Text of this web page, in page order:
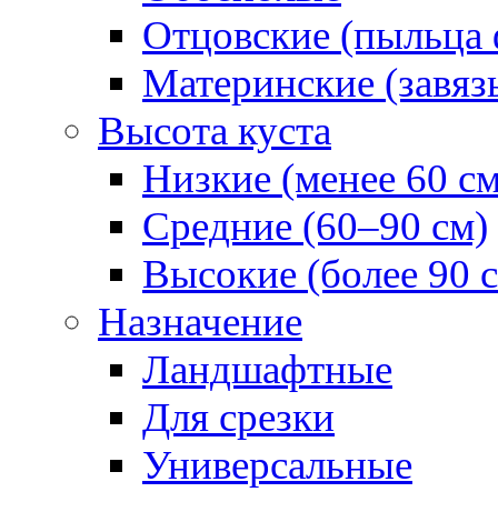
Отцовские (пыльца
Материнские
Высота куста
Низкие (менее 60
Средние (60–90 см)
Высокие (более 90
Назначение
Ландшафтные
Для срезки
Универсальные